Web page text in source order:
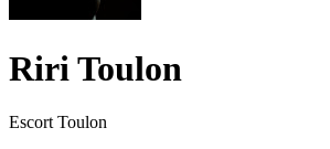
Riri Toulon
Escort Toulon